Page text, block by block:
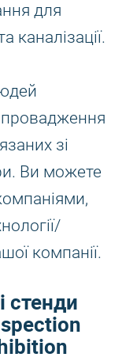
для
каналізації.
зі
Ви можете
компанії.
стенди